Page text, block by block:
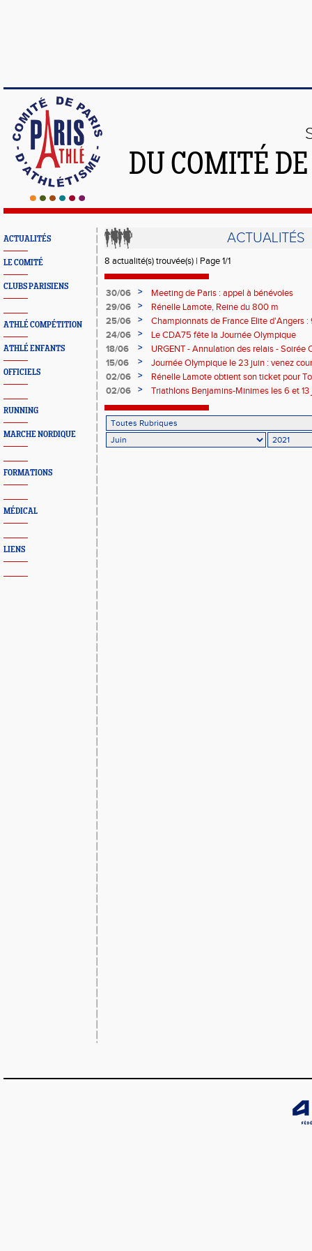
DU COMITÉ
ACTUALITÉS
LE COMITÉ
CLUBS PARISIENS
ATHLÉ COMPÉTITION
ATHLÉ ENFANTS
OFFICIELS
RUNNING
MARCHE NORDIQUE
FORMATIONS
MÉDICAL
LIENS
ACTUALITÉS
8 actualité(s) trouvée(s) | Page 1/1
30/06 >
Meeting de Paris : appel à bénévoles
29/06
>
Rénelle Lamote, Reine du 800 m
25/06
>
Championnats de France Elite d'Angers
24/06
>
Le CDA75 fête la Journée Olympique
18/06
>
URGENT - Annulation des relais - Soirée
15/06
>
Journée Olympique le 23 juin : venez
02/06
>
Rénelle Lamote obtient son ticket pour
02/06
> Triathlons Benjamins-Minimes les 6 et 13